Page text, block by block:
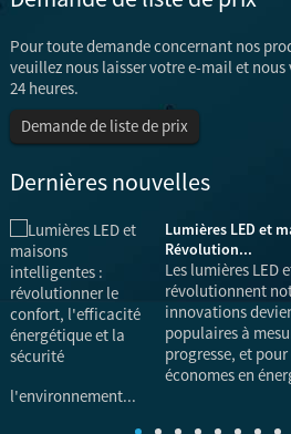
Pour toute demande concernant nos
veuillez nous laisser votre e-mail et
24 heures.
Demande de liste de prix
Dernières nouvelles
Lumières LED et
Révolution...
Les lumières LED
révolutionnent
innovations
populaires à
progresse, et
économes en
l'environnement...